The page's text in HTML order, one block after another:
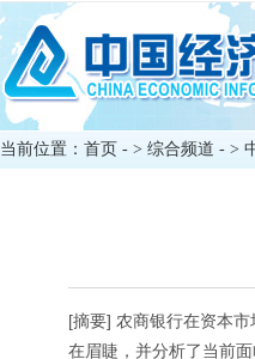
当前位置： 首页 - > 综合频道 - >
[摘要] 农商银行在资本
在眉睫，并分析了当前